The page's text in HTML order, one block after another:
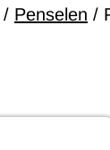
/ Penselen /